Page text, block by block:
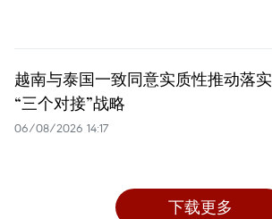
越南与泰国一致同意实质性推动落实
“三个对接”战略
06/08/2026 14:17
下载更多